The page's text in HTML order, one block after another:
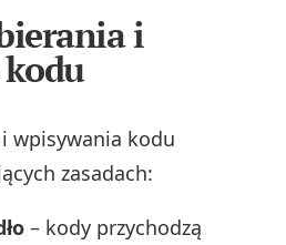
i
wpisywania kodu
zasadach:
– kody przychodzą